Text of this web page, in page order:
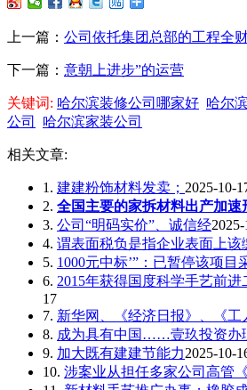
上一篇： 公司依托集团总部的工程全
下一篇： 意朝上进步”的运营
关键词: 哈尔滨装修公司哪家好 哈尔
公司
哈尔滨家装公司
相关文章:
1. 建建粉饰材料发卖； 2025-10-
2. 全国主要的家拆材料出产加速
3. 公司“明码实价”、诚信经
4. 谓表面税负是指企业表面上该
5. 1000元中标’”：已暂停该项目
6. 2015年获得国度科学手艺前
17
7. 新华网、《经济日报》、《工
8. 成为具有中国……壹玖投资办
9. 加大既有建建节能力2025-10-
10. 涉案业从担任多家公司高管